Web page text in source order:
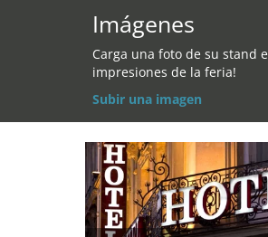
Imágenes
Carga una foto de su stand
impresiones de la feria!
Subir una imagen